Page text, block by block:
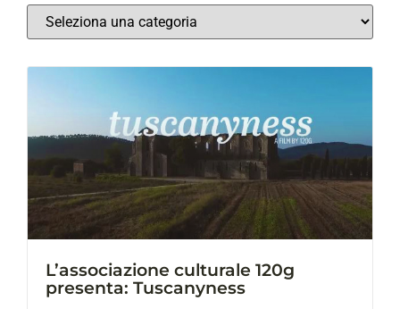
L’associazione culturale 120g
presenta: Tuscanyness